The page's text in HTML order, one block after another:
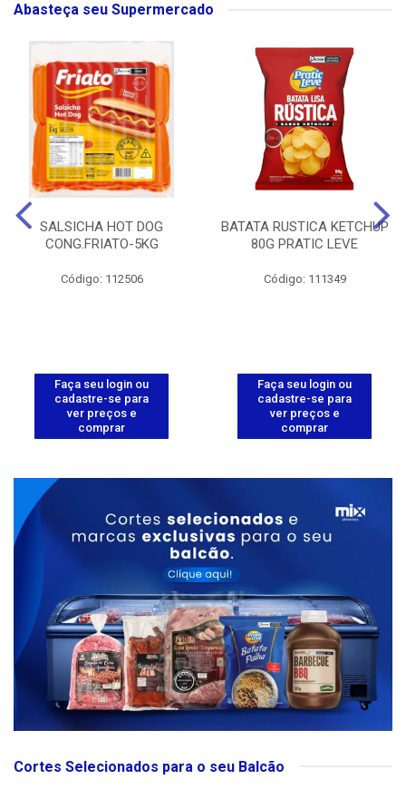
Abasteça seu Supermercado
SALSICHA HOT DOG
CONG.FRIATO-5KG
Código: 112506
Faça seu login ou
cadastre-se para
ver preços e
comprar
BATATA RUSTICA KETCHUP
80G PRATIC LEVE
Código: 111349
Faça seu login ou
cadastre-se para
ver preços e
comprar
Cortes Selecionados para o seu Balcão